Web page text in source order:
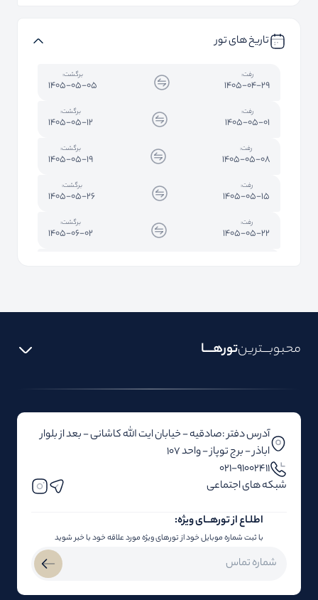
تاریخ های تور
رفت:
1405-04-29
برگشت:
1405-05-05
رفت:
1405-05-01
برگشت:
1405-05-12
رفت:
1405-05-08
برگشت:
1405-05-19
رفت:
1405-05-15
برگشت:
1405-05-26
رفت:
1405-05-22
برگشت:
1405-06-02
محبوبـــترینتورهــــا
آدرس دفتر :صادقیه - خیابان ایت الله کاشانی - بعد از بلوار‌‌
اباذر - برج توپاز - واحد 107
۰۲۱-91002411
شبکه های اجتماعی
اطلـاع از تور‌هــای ویژه:
با ثبت شماره موبایل خود از تورهای ویژه مورد علاقه خود با خبر شوید